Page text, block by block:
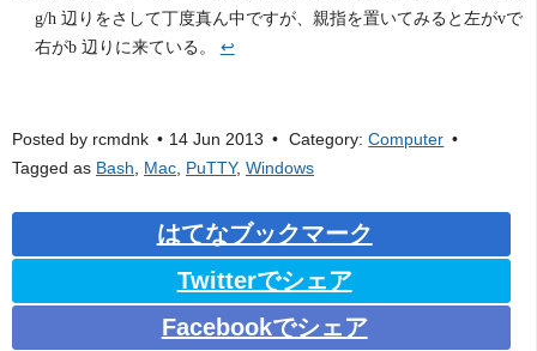
g/h 辺りをさして丁度真ん中ですが、親指を置いてみると左がvで
右がb 辺りに来ている。 ↩
Posted by rcmdnk 14 Jun 2013 Category:Computer
Tagged as Bash Mac PuTTY, Windows
はてなブックマーク
Twitterでシェア
Facebookでシェア